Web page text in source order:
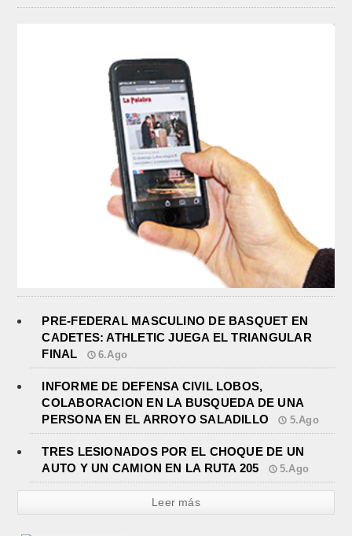
PRE-FEDERAL MASCULINO DE BASQUET EN
CADETES: ATHLETIC JUEGA EL TRIANGULAR
FINAL
6.Ago
INFORME DE DEFENSA CIVIL LOBOS,
COLABORACION EN LA BUSQUEDA DE UNA
PERSONA EN EL ARROYO SALADILLO
5.Ago
TRES LESIONADOS POR EL CHOQUE DE UN
AUTO Y UN CAMION EN LA RUTA 205
5.Ago
Leer más
INFORME DE DEFENSA CIVIL
LOBOS, COLABORACION EN LA